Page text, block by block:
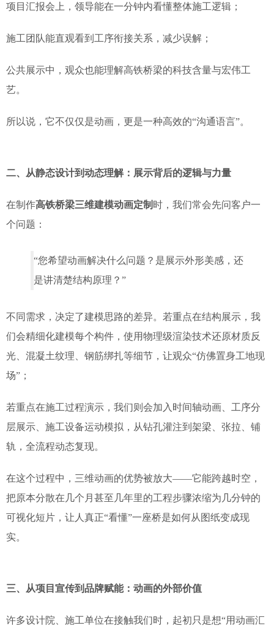
项目汇报会上，领导能在一分钟内看懂整体施工逻辑；
施工团队能直观看到工序衔接关系，减少误解；
公共展示中，观众也能理解高铁桥梁的科技含量与宏伟工
艺。
所以说，它不仅仅是动画，更是一种高效的“沟通语言”。
二、从静态设计到动态理解：展示背后的逻辑与力量
在制作高铁桥梁三维建模动画定制 时，我们常会先问客户一
个问题：
“您希望动画解决什么问题？是展示外形美感，还
是讲清楚结构原理？”
不同需求，决定了建模思路的差异。若重点在结构展示，我
们会精细化建模每个构件，使用物理级渲染技术还原材质反
光、混凝土纹理、钢筋绑扎等细节，让观众“仿佛置身工地现
场”；
若重点在施工过程演示，我们则会加入时间轴动画、工序分
层展示、施工设备运动模拟，从钻孔灌注到架梁、张拉、铺
轨，全流程动态复现。
在这个过程中，三维动画的优势被放大——它能跨越时空，
把原本分散在几个月甚至几年里的工程步骤浓缩为几分钟的
可视化短片，让人真正“看懂”一座桥是如何从图纸变成现
实。
三、从项目宣传到品牌赋能：动画的外部价值
许多设计院、施工单位在接触我们时，起初只是想“用动画汇